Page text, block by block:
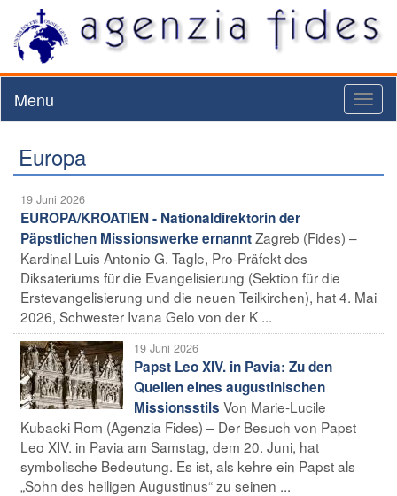
Menu
Europa
19 Juni 2026
EUROPA/KROATIEN - Nationaldirektorin der
Päpstlichen Missionswerke ernanntZagreb (Fides) –
Kardinal Luis Antonio G. Tagle, Pro-Präfekt des
Diksateriums für die Evangelisierung (Sektion für die
Erstevangelisierung und die neuen Teilkirchen), hat 4. Mai
2026, Schwester Ivana Gelo von der K ...
19 Juni 2026
Papst Leo XIV. in Pavia: Zu den
Quellen eines augustinischen
Missionsstils Von Marie-Lucile
Kubacki Rom (Agenzia Fides) – Der Besuch von Papst
Leo XIV. in Pavia am Samstag, dem 20. Juni, hat
symbolische Bedeutung. Es ist, als kehre ein Papst als
„Sohn des heiligen Augustinus“ zu seinen ...